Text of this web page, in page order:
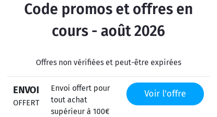
Code promos et offres en
cours - août 2026
Offres non vérifiées et peut-être expirées
ENVOI
OFFERT
Envoi offert pour
tout achat
supérieur à 100€
Voir l'offre